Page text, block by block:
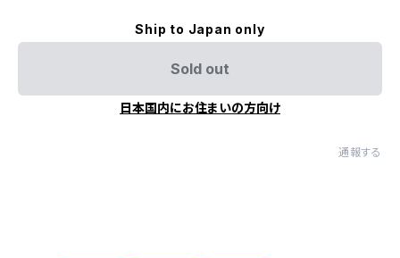
Ship to Japan only
Sold out
日本国内にお住まいの方向け
通報する